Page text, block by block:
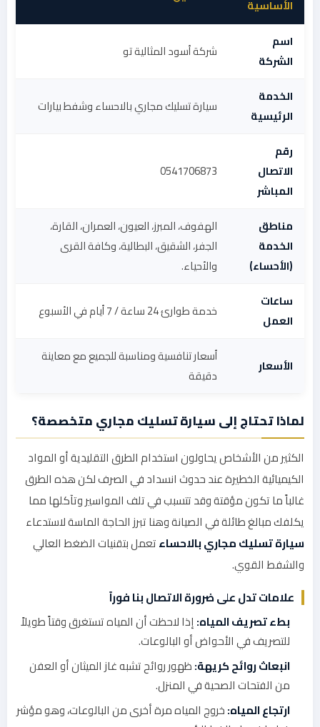
الأساسية
اسم
الشركة
شركة أسود المثالية تو
الخدمة
الرئيسية
سيارة تسليك مجاري بالاحساء وشفط بيارات
رقم
الاتصال
المباشر
0541706873
مناطق
الخدمة
(الأحساء)
الهفوف، المبرز، العيون، العمران، القارة،
الجفر، الشقيق، البطالية، وكافة القرى
والأحياء.
ساعات
العمل
خدمة طوارئ 24 ساعة / 7 أيام في الأسبوع
الأسعار
أسعار تنافسية ومناسبة للجميع مع معاينة
دقيقة
لماذا تحتاج إلى سيارة تسليك مجاري متخصصة؟
الكثير من الأشخاص يحاولون استخدام الطرق التقليدية أو المواد
الكيميائية الخطيرة عند حدوث انسداد في الصرف لكن هذه الطرق
غالباً ما تكون مؤقتة وقد تتسبب في تلف المواسير وتآكلها مما
يكلفك مبالغ طائلة في الصيانة وهنا تبرز الحاجة الماسة لاستدعاء
سيارة تسليك مجاري بالاحساءتعمل بتقنيات الضغط العالي
والشفط القوي.
علامات تدل على ضرورة الاتصال بنا فوراً
بطء تصريف المياه:إذا لاحظت أن المياه تستغرق وقتاً طويلاً
للتصريف في الأحواض أو البالوعات.
انبعاث روائح كريهة:ظهور روائح تشبه غاز الميثان أو العفن
من الفتحات الصحية في المنزل.
ارتجاع المياه:خروج المياه مرة أخرى من البالوعات، وهو مؤشر